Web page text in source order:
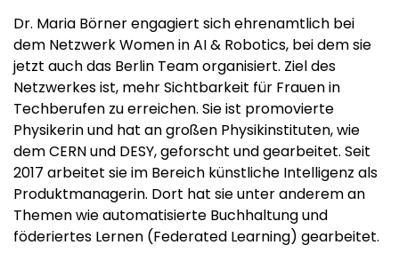
Dr. Maria Börner engagiert sich ehrenamtlich bei
dem Netzwerk Women in AI & Robotics, bei dem sie
jetzt auch das Berlin Team organisiert. Ziel des
Netzwerkes ist, mehr Sichtbarkeit für Frauen in
Techberufen zu erreichen. Sie ist promovierte
Physikerin und hat an großen Physikinstituten, wie
dem CERN und DESY, geforscht und gearbeitet. Seit
2017 arbeitet sie im Bereich künstliche Intelligenz als
Produktmanagerin. Dort hat sie unter anderem an
Themen wie automatisierte Buchhaltung und
föderiertes Lernen (Federated Learning) gearbeitet.